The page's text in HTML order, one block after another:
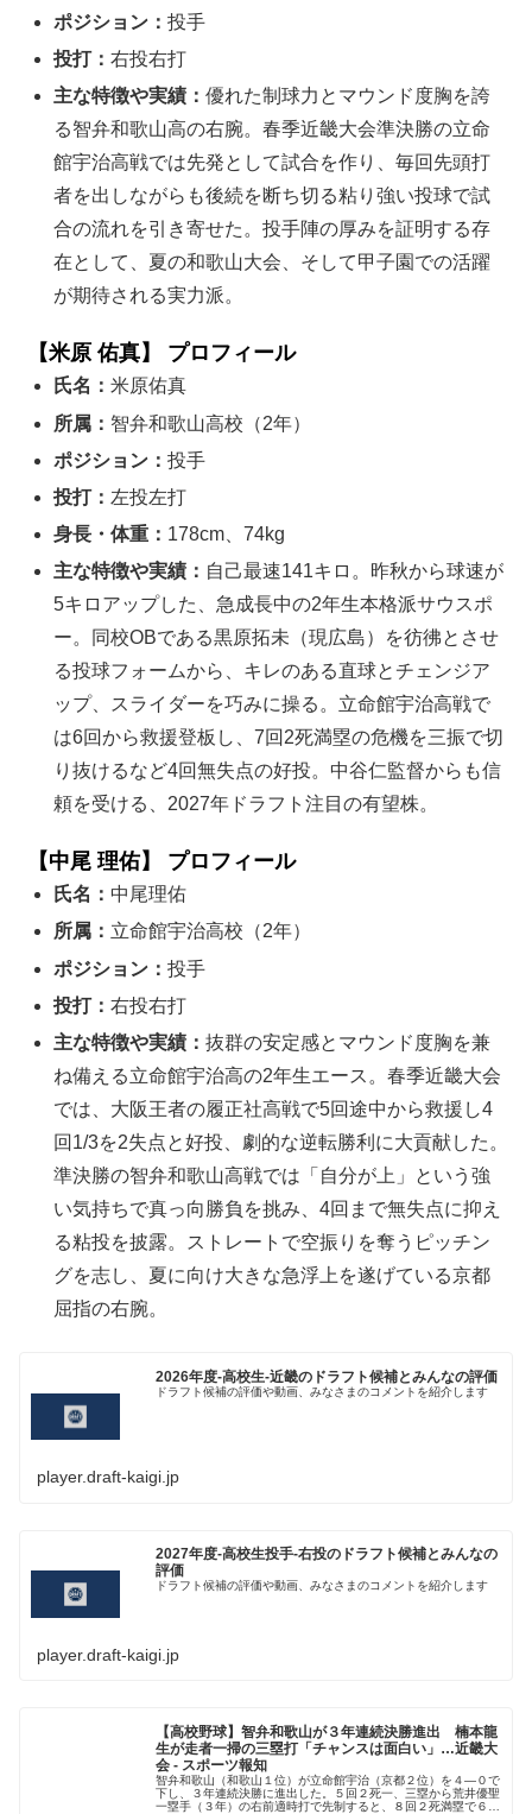
ポジション：投手
投打：右投右打
主な特徴や実績：優れた制球力とマウンド度胸を誇
る智弁和歌山高の右腕。春季近畿大会準決勝の立命
館宇治高戦では先発として試合を作り、毎回先頭打
者を出しながらも後続を断ち切る粘り強い投球で試
合の流れを引き寄せた。投手陣の厚みを証明する存
在として、夏の和歌山大会、そして甲子園での活躍
が期待される実力派。
【米原 佑真】 プロフィール
氏名：米原佑真
所属： 智弁和歌山高校（2年）
ポジション：投手
投打： 左投左打
身長・体重： 178cm、74kg
主な特徴や実績： 自己最速141キロ。昨秋から球速が
5キロアップした、急成長中の2年生本格派サウスポ
ー。同校OBである黒原拓未（現広島）を彷彿とさせ
る投球フォームから、キレのある直球とチェンジア
ップ、スライダーを巧みに操る。立命館宇治高戦で
は6回から救援登板し、7回2死満塁の危機を三振で切
り抜けるなど4回無失点の好投。中谷仁監督からも信
頼を受ける、2027年ドラフト注目の有望株。
【中尾 理佑】 プロフィール
氏名： 中尾理佑
所属： 立命館宇治高校（2年）
ポジション：投手
投打：右投右打
主な特徴や実績：抜群の安定感とマウンド度胸を兼
ね備える立命館宇治高の2年生エース。春季近畿大会
では、大阪王者の履正社高戦で5回途中から救援し4
回1/3を2失点と好投、劇的な逆転勝利に大貢献した。
準決勝の智弁和歌山高戦では「自分が上」という強
い気持ちで真っ向勝負を挑み、4回まで無失点に抑え
る粘投を披露。ストレートで空振りを奪うピッチン
グを志し、夏に向け大きな急浮上を遂げている京都
屈指の右腕。
2026年度-高校生-近畿のドラフト候補とみんなの評価
ドラフト候補の評価や動画、みなさまのコメントを紹介します
player.draft-kaigi.jp
2027年度-高校生投手-右投のドラフト候補とみんなの
評価
ドラフト候補の評価や動画、みなさまのコメントを紹介します
player.draft-kaigi.jp
【高校野球】智弁和歌山が３年連続決勝進出 楠本龍
生が走者一掃の三塁打「チャンスは面白い」…近畿大
会 - スポーツ報知
智弁和歌山（和歌山１位）が立命館宇治（京都２位）を４―０で
下し、３年連続決勝に進出した。５回２死一、三塁から荒井優聖
一塁手（３年）の右前適時打で先制すると、８回２死満塁で６番